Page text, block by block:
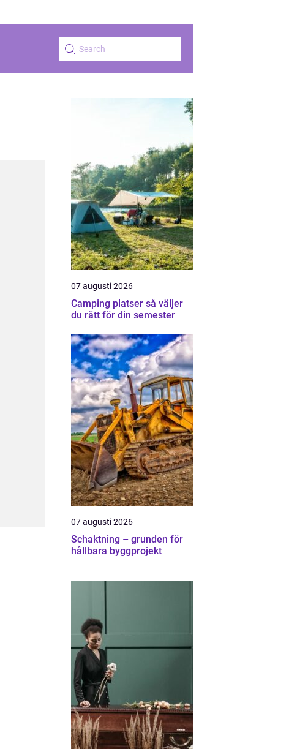
07 augusti 2026
Camping platser så väljer
du rätt för din semester
07 augusti 2026
Schaktning – grunden för
hållbara byggprojekt